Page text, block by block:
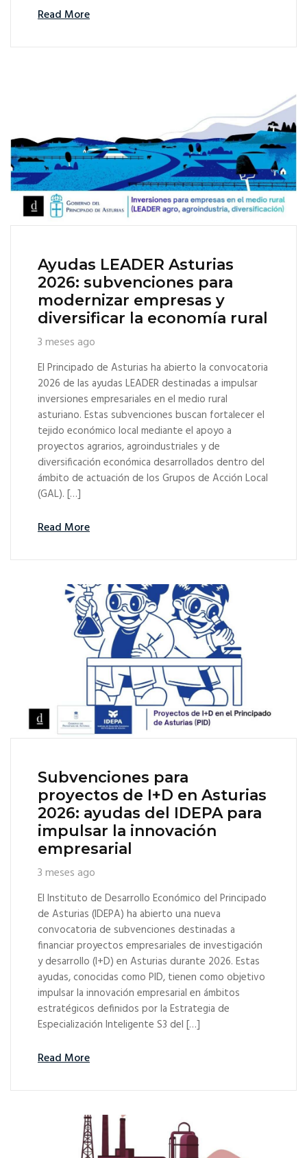
Read More
Ayudas LEADER Asturias
2026: subvenciones para
modernizar empresas y
diversificar la economía rural
3 meses ago
El Principado de Asturias ha abierto la convocatoria
2026 de las ayudas LEADER destinadas a impulsar
inversiones empresariales en el medio rural
asturiano. Estas subvenciones buscan fortalecer el
tejido económico local mediante el apoyo a
proyectos agrarios, agroindustriales y de
diversificación económica desarrollados dentro del
ámbito de actuación de los Grupos de Acción Local
(GAL). […]
Read More
Subvenciones para
proyectos de I+D en Asturias
2026: ayudas del IDEPA para
impulsar la innovación
empresarial
3 meses ago
El Instituto de Desarrollo Económico del Principado
de Asturias (IDEPA) ha abierto una nueva
convocatoria de subvenciones destinadas a
financiar proyectos empresariales de investigación
y desarrollo (I+D) en Asturias durante 2026. Estas
ayudas, conocidas como PID, tienen como objetivo
impulsar la innovación empresarial en ámbitos
estratégicos definidos por la Estrategia de
Especialización Inteligente S3 del […]
Read More